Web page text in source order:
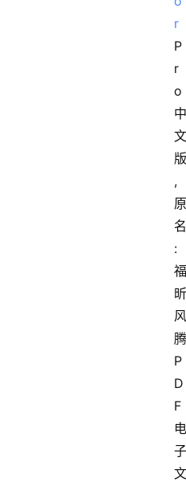
r
P
r
o
中
文
版
,
原
名
:
福
昕
风
腾
P
D
F
电
子
文